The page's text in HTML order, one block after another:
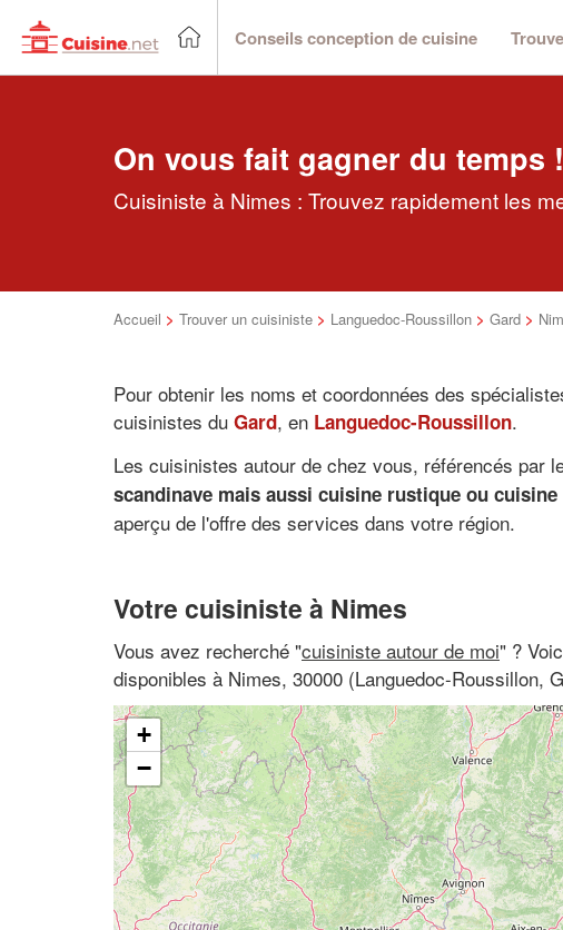
Conseils conception de cuisine
On vous fait gagner du temps !
Cuisiniste à Nimes : Trouvez rapidement les
Accueil > Trouver un cuisiniste > Languedoc-Roussillon > Gard >
Pour obtenir les noms et coordonnées des
cuisinistes du Gard, en Languedoc-Roussillon.
Les cuisinistes autour de chez vous, référencés par
scandinave mais aussi cuisine rustique ou cuisine
aperçu de l'offre des services dans votre région.
Votre cuisiniste à Nimes
Vous avez recherché "cuisiniste autour de moi" ?
disponibles à Nimes, 30000 (Languedoc-Roussillon,
+
−